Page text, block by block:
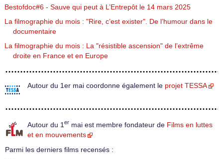
Bestofdoc#6 - Sauve qui peut à L’Entrepôt le 14 mars 2025
La filmographie du mois : "Rire, c’est exister". De l’humour dans le
documentaire
La filmographie du mois : La "résistible ascension" de l’extrême
droite en France et en Europe
Autour du 1er mai coordonne également le projet TESSA
Autour du 1 er mai est membre fondateur de Films en luttes
et en mouvements
Parmi les derniers films recensés :